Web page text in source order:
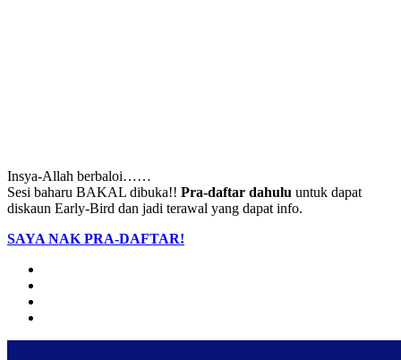
Insya-Allah berbaloi……
Sesi baharu BAKAL dibuka!! Pra-daftar dahulu untuk dapat
diskaun Early-Bird dan jadi terawal yang dapat info.
SAYA NAK PRA-DAFTAR!